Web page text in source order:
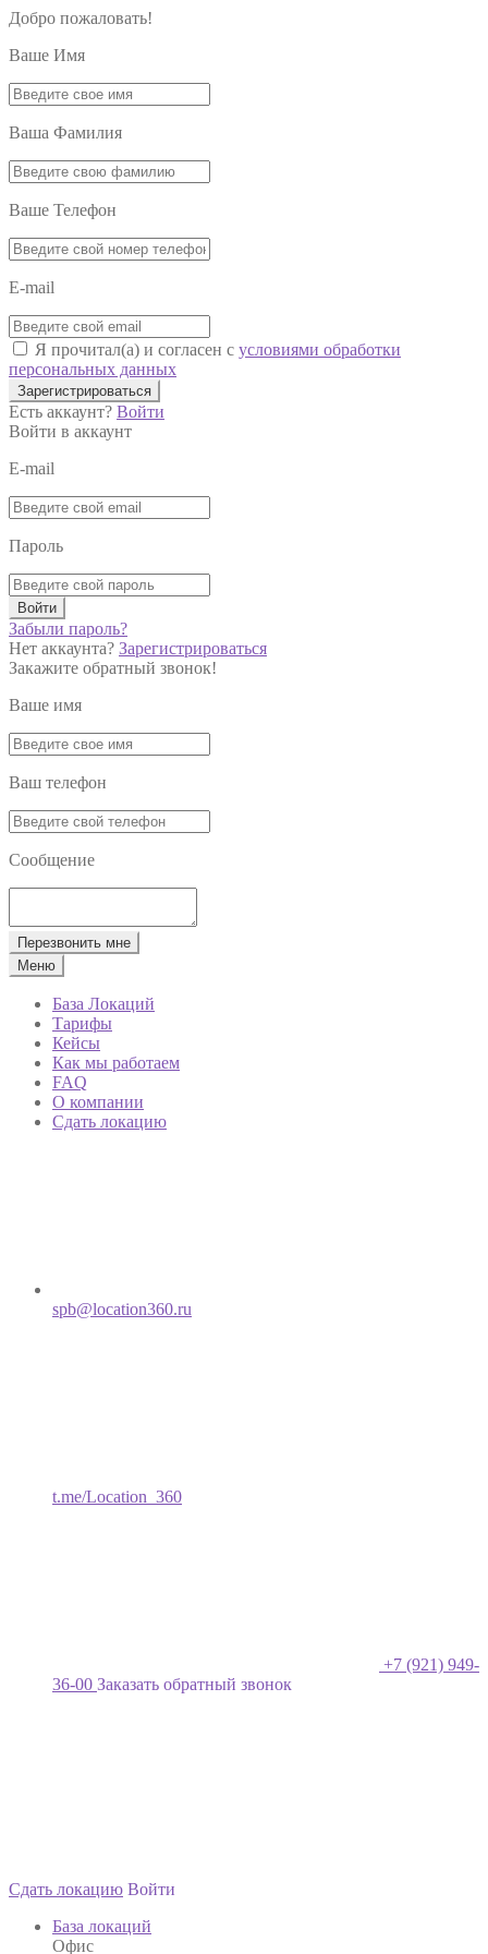
Добро пожаловать!
Ваше Имя
Ваша Фамилия
Ваше Телефон
E-mail
Я прочитал(а) и согласен с условиями обработки
персональных данных
Зарегистрироваться
Есть аккаунт? Войти
Войти в аккаунт
E-mail
Пароль
Войти
Забыли пароль?
Нет аккаунта? Зарегистрироваться
Закажите обратный звонок!
Ваше имя
Ваш телефон
Сообщение
Перезвонить мне
Меню
База Локаций
Тарифы
Кейсы
Как мы работаем
FAQ
О компании
Сдать локацию
spb@location360.ru
t.me/Location_360
+7 (921) 949-
36-00 Заказать обратный звонок
Сдать локацию Войти
База локаций
Офис